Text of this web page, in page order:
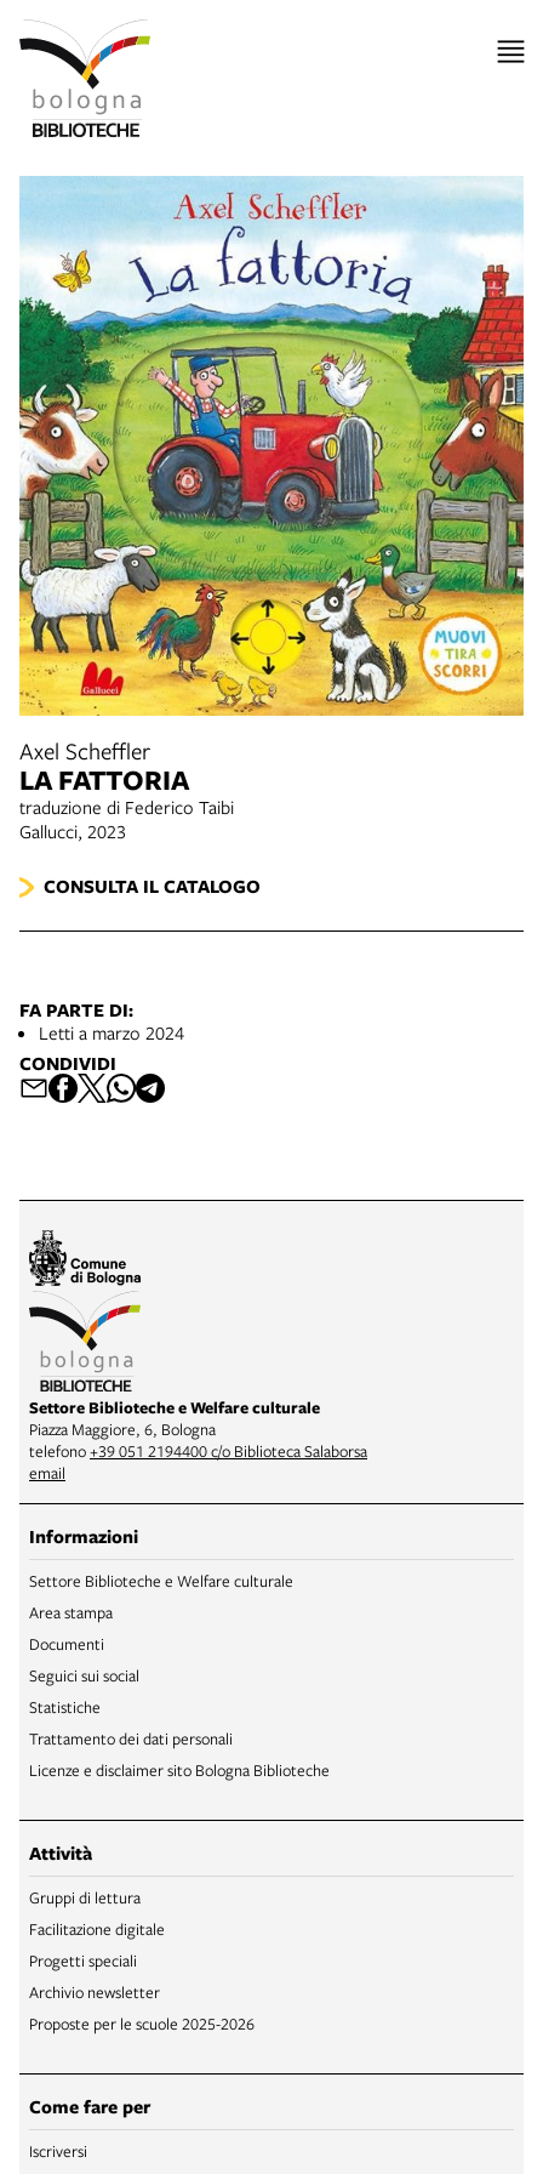
Axel Scheffler
LA FATTORIA
traduzione di Federico Taibi
Gallucci, 2023
CONSULTA IL CATALOGO
FA PARTE DI:
Letti a marzo 2024
CONDIVIDI
Settore Biblioteche e Welfare culturale
Piazza Maggiore, 6, Bologna
telefono+39 051 2194400 c/o Biblioteca Salaborsa
email
Informazioni
Settore Biblioteche e Welfare culturale
Area stampa
Documenti
Seguici sui social
Statistiche
Trattamento dei dati personali
Licenze e disclaimer sito Bologna Biblioteche
Attività
Gruppi di lettura
Facilitazione digitale
Progetti speciali
Archivio newsletter
Proposte per le scuole 2025-2026
Come fare per
Iscriversi